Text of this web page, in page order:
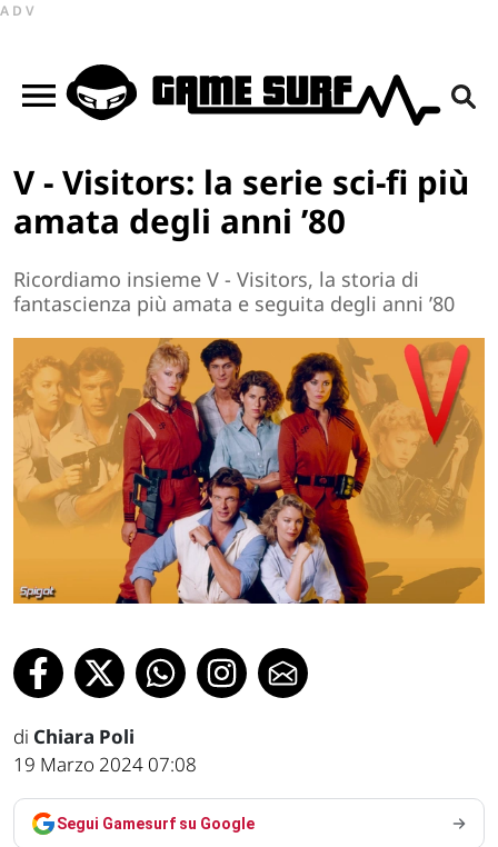
ADV
V - Visitors: la serie sci-fi più
amata degli anni ’80
Ricordiamo insieme V - Visitors, la storia di
fantascienza più amata e seguita degli anni ’80
di Chiara Poli
19 Marzo 2024 07:08
Segui Gamesurf su Google